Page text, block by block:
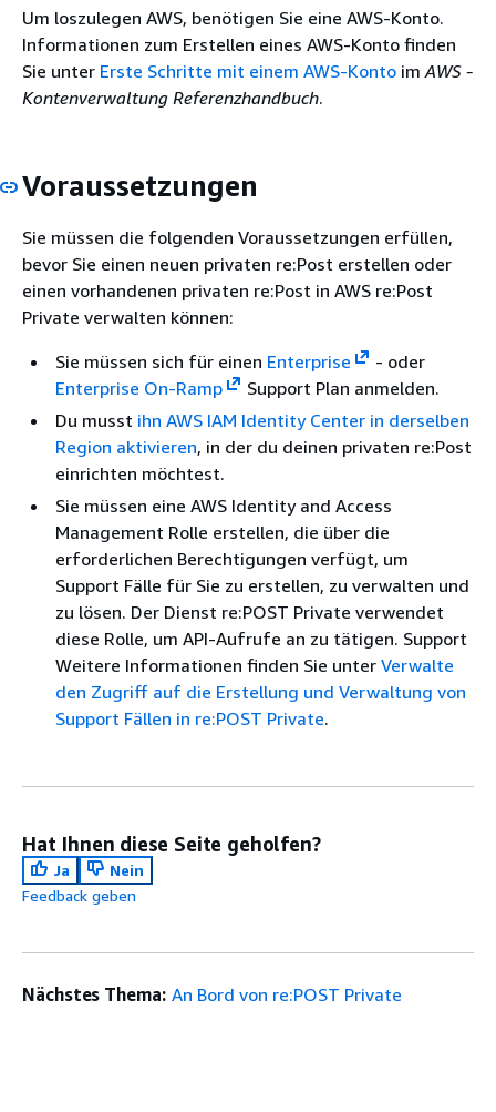
Um loszulegen AWS, benötigen Sie eine AWS-Konto.
Informationen zum Erstellen eines AWS-Konto finden
Sie unter Erste Schritte mit einem AWS-Konto im AWS -
Kontenverwaltung Referenzhandbuch.
Voraussetzungen
Sie müssen die folgenden Voraussetzungen erfüllen,
bevor Sie einen neuen privaten re:Post erstellen oder
einen vorhandenen privaten re:Post in AWS re:Post
Private verwalten können:
Sie müssen sich für einen Enterprise
- oder
Enterprise On-Ramp
Support Plan anmelden.
Du musst ihn AWS IAM Identity Center in derselben
Region aktivieren, in der du deinen privaten re:Post
einrichten möchtest.
Sie müssen eine AWS Identity and Access
Management Rolle erstellen, die über die
erforderlichen Berechtigungen verfügt, um
Support Fälle für Sie zu erstellen, zu verwalten und
zu lösen. Der Dienst re:POST Private verwendet
diese Rolle, um API-Aufrufe an zu tätigen. Support
Weitere Informationen finden Sie unter Verwalte
den Zugriff auf die Erstellung und Verwaltung von
Support Fällen in re:POST Private.
Hat Ihnen diese Seite geholfen?
Ja
Nein
Feedback geben
Nächstes Thema: An Bord von re:POST Private